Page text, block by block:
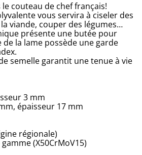
couteau de chef français!
vous servira à ciseler des
viande, couper des légumes…
présente une butée pour
de la lame possède une garde
semelle garantit une tenue à vie
3 mm
épaisseur 17 mm
régionale)
(X50CrMoV15)